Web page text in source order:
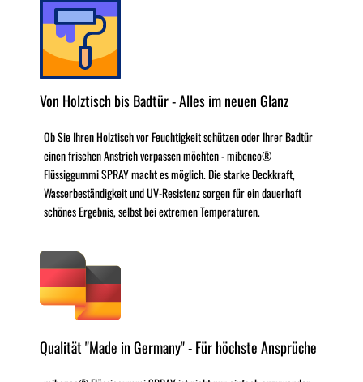
Von Holztisch bis Badtür - Alles im neuen Glanz
Ob Sie Ihren Holztisch vor Feuchtigkeit schützen oder Ihrer Badtür
einen frischen Anstrich verpassen möchten - mibenco®
Flüssiggummi SPRAY macht es möglich. Die starke Deckkraft,
Wasserbeständigkeit und UV-Resistenz sorgen für ein dauerhaft
schönes Ergebnis, selbst bei extremen Temperaturen.
Qualität "Made in Germany" - Für höchste Ansprüche